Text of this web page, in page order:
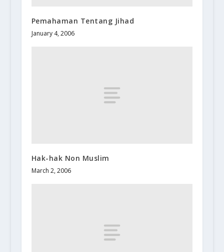
Pemahaman Tentang Jihad
January 4, 2006
Hak-hak Non Muslim
March 2, 2006